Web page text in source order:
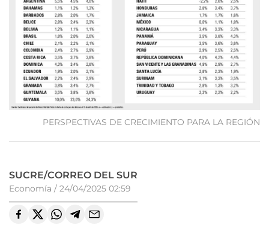
PERSPECTIVAS DE CRECIMIENTO PARA LA REGIÓN
SUCRE/CORREO DEL SUR
Economía / 24/04/2025 02:59